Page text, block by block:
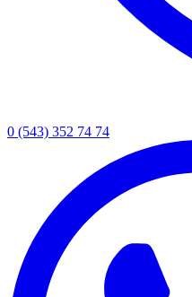
0 (543) 352 74 74